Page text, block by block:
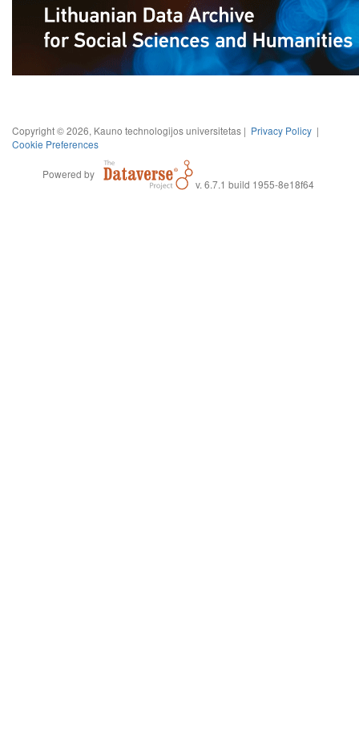
Copyright © 2026, Kauno technologijos universitetas | Privacy Policy |
Cookie Preferences
Powered by
v. 6.7.1 build 1955-8e18f64